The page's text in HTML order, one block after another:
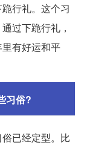
行礼。这个习
过下跪行礼，
有好运和平
习俗?
已经定型。比